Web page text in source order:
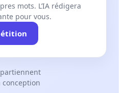
mots. L’IA rédigera
pour vous.
conception